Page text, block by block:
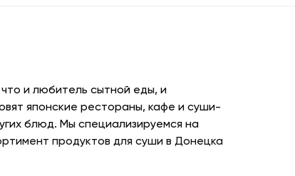
и любитель сытной еды, и
японские рестораны, кафе и суши-
блюд. Мы специализируемся на
продуктов для суши в Донецка